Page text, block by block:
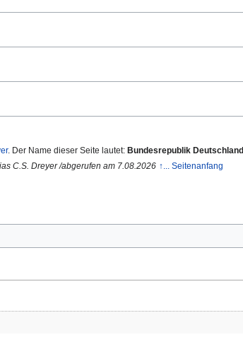
. Der Name dieser Seite lautet: Bundesrepublik Deutschland
C.S. Dreyer /abgerufen am 7.08.2026 ↑... Seitenanfang